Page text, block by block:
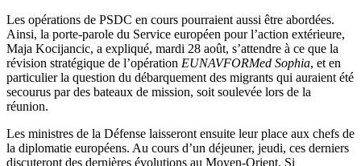
Les opérations de PSDC en cours pourraient aussi être abordées.
Ainsi, la porte-parole du Service européen pour l’action extérieure,
Maja Kocijancic, a expliqué, mardi 28 août, s’attendre à ce que la
révision stratégique de l’opération EUNAVFORMed Sophia, et en
particulier la question du débarquement des migrants qui auraient été
secourus par des bateaux de mission, soit soulevée lors de la
réunion.
Les ministres de la Défense laisseront ensuite leur place aux chefs de
la diplomatie européens. Au cours d’un déjeuner, jeudi, ces derniers
discuteront des dernières évolutions au Moyen-Orient. Si